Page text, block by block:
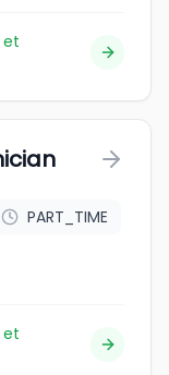
et
PART_TIME
et